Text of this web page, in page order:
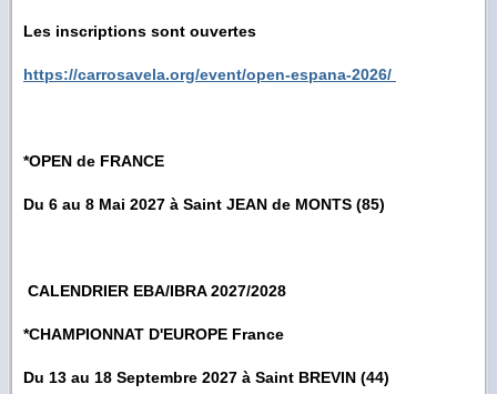
Les inscriptions sont ouvertes
https://carrosavela.org/event/open-espana-2026/
*OPEN de FRANCE
Du 6 au 8 Mai 2027 à Saint JEAN de MONTS (85)
CALENDRIER EBA/IBRA 2027/2028
*CHAMPIONNAT D'EUROPE France
Du 13 au 18 Septembre 2027 à Saint BREVIN (44)